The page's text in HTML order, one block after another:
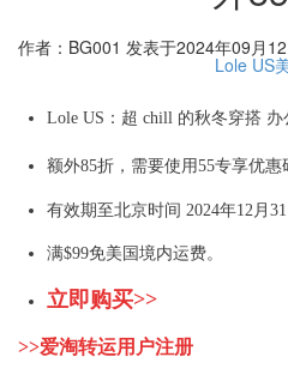
作者：BG001 发表于2024年09月
Lole US
Lole US：超 chill 的秋冬穿搭
额外85折，需要使用55专享优惠
有效期至北京时间 2024年12月31
满$99免美国境内运费。
立即购买>>
>>爱淘转运用户注册